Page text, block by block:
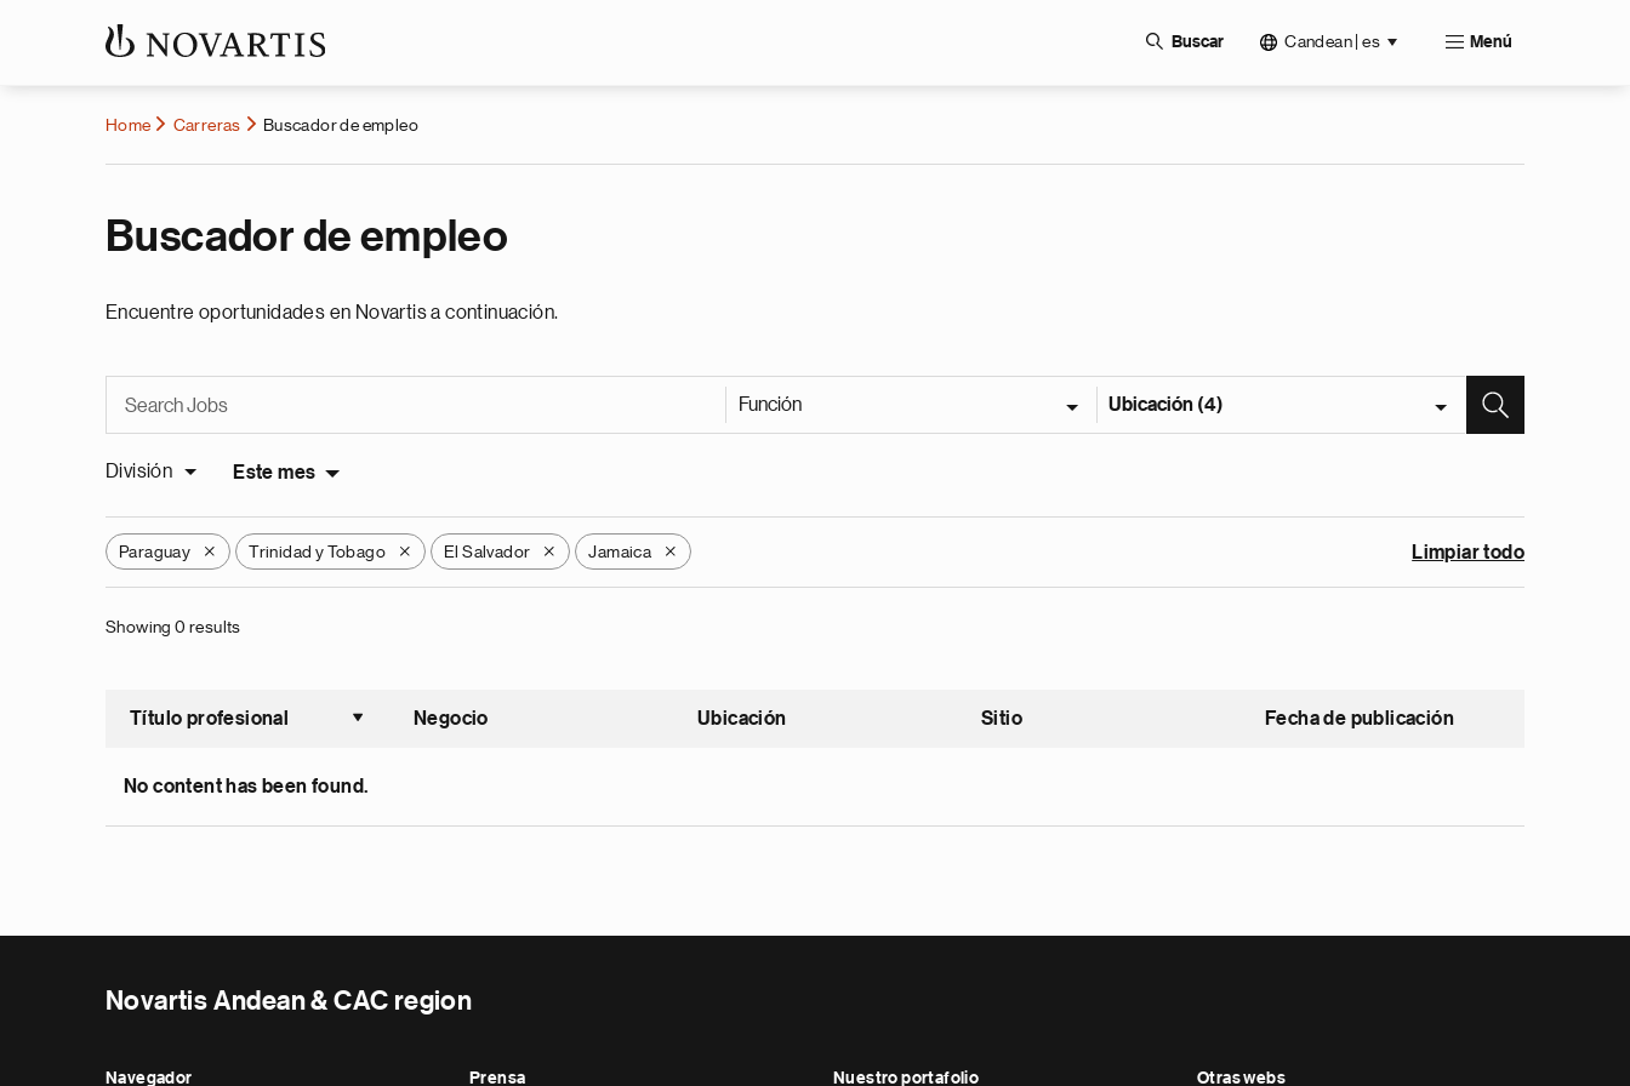
Buscar Candean | es Menú
Home Carreras Buscador de empleo
Buscador de empleo
Encuentre oportunidades en Novartis a continuación.
Función Ubicación (4)
División Este mes
Paraguay X Trinidad y Tobago X El Salvador X Jamaica X Limpiar todo
Showing 0 results
Título profesional
Ordenar ascendente
Negocio Ubicación Sitio Fecha de publicación
No content has been found.
Novartis Andean & CAC region
Navegador Prensa Nuestro portafolio Otras webs